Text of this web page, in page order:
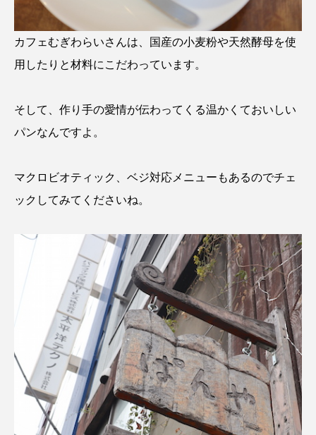
カフェむぎわらいさんは、国産の小麦粉や天然酵母を使
用したりと材料にこだわっています。
そして、作り手の愛情が伝わってくる温かくておいしい
パンなんですよ。
マクロビオティック、ベジ対応メニューもあるのでチェ
ックしてみてくださいね。